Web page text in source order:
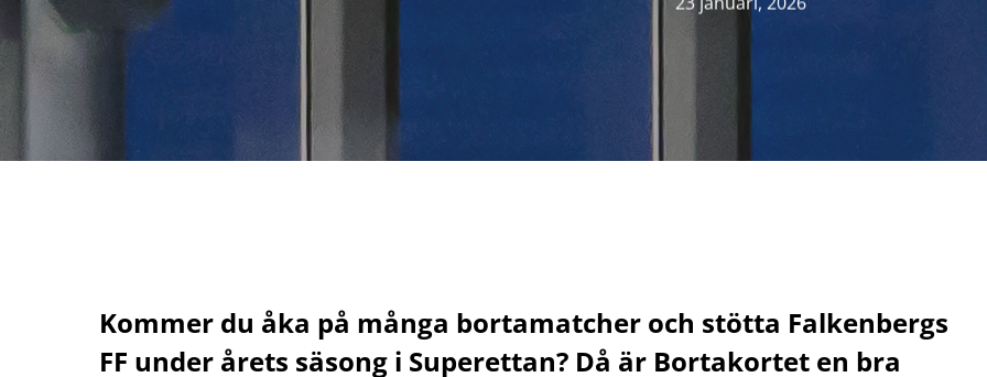
Kommer du åka på många bortamatcher och stötta Falkenbergs
FF under årets säsong i Superettan? Då är Bortakortet en bra